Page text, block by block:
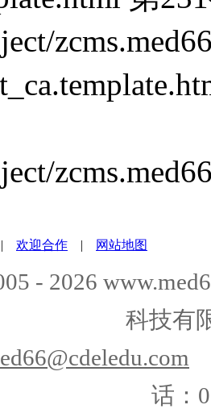
欢迎合作 | 网站地图
- 2026
科技有
话：